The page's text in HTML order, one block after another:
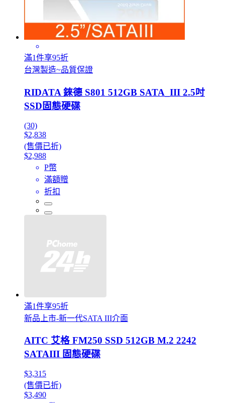
滿1件享95折
台灣製造~品質保證
RIDATA 錸德 S801 512GB SATA_III 2.5吋
SSD固態硬碟
(30)
$2,838
(售價已折)
$2,988
P幣
滿額贈
折扣
滿1件享95折
新品上市-新一代SATA III介面
AITC 艾格 FM250 SSD 512GB M.2 2242
SATAIII 固態硬碟
$3,315
(售價已折)
$3,490